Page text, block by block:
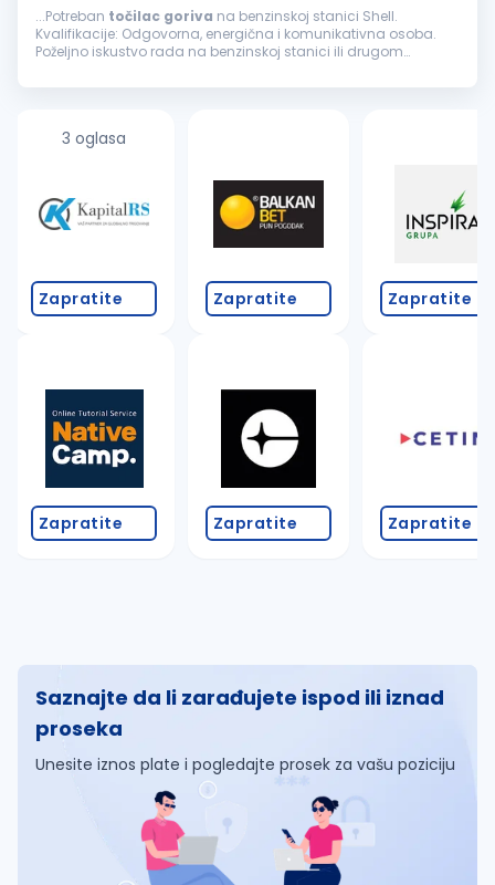
...Potreban točilac goriva na benzinskoj stanici Shell.
Kvalifikacije: Odgovorna, energična i komunikativna osoba.
Poželjno iskustvo rada na benzinskoj stanici ili drugom
napredovanja, rad...
3 oglasa
Zapratite
Zapratite
Zapratite
Zapratite
Zapratite
Zapratite
Saznajte da li zarađujete ispod ili iznad
proseka
Unesite iznos plate i pogledajte prosek za vašu poziciju